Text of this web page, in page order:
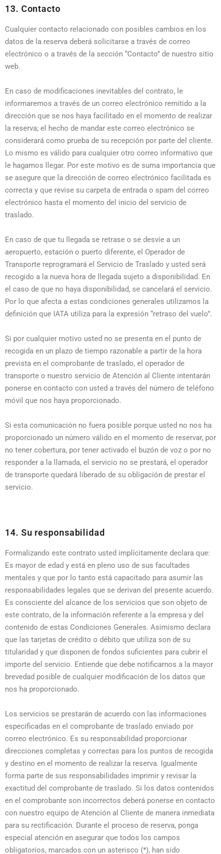
13. Contacto
Cualquier contacto relacionado con posibles cambios en los
datos de la reserva deberá solicitarse a través de correo
electrónico o a través de la sección “Contacto” de nuestro sitio
web.
En caso de modificaciones inevitables del contrato, le
informaremos a través de un correo electrónico remitido a la
dirección que se nos haya facilitado en el momento de realizar
la reserva; el hecho de mandar este correo electrónico se
considerará como prueba de su recepción por parte del cliente.
Lo mismo es válido para cualquier otro correo informativo que
le hagamos llegar. Por este motivo es de suma importancia que
se asegure que la dirección de correo electrónico facilitada es
correcta y que revise su carpeta de entrada o spam del correo
electrónico hasta el momento del inicio del servicio de
traslado.
En caso de que tu llegada se retrase o se desvíe a un
aeropuerto, estación o puerto diferente, el Operador de
Transporte reprogramará el Servicio de Traslado y usted será
recogido a la nueva hora de llegada sujeto a disponibilidad. En
el caso de que no haya disponibilidad, se cancelará el servicio.
Por lo que afecta a estas condiciones generales utilizamos la
definición que IATA utiliza para la expresión “retraso del vuelo”.
Si por cualquier motivo usted no se presenta en el punto de
recogida en un plazo de tiempo razonable a partir de la hora
prevista en el comprobante de traslado, el operador de
transporte o nuestro servicio de Atención al Cliente intentarán
ponerse en contacto con usted a través del número de teléfono
móvil que nos haya proporcionado.
Si esta comunicación no fuera posible porque usted no nos ha
proporcionado un número válido en el momento de reservar, por
no tener cobertura, por tener activado el buzón de voz o por no
responder a la llamada, el servicio no se prestará, el operador
de transporte quedará liberado de su obligación de prestar el
servicio.
14. Su responsabilidad
Formalizando este contrato usted implícitamente declara que:
Es mayor de edad y está en pleno uso de sus facultades
mentales y que por lo tanto está capacitado para asumir las
responsabilidades legales que se derivan del presente acuerdo.
Es consciente del alcance de los servicios que son objeto de
este contrato, de la información referente a la empresa y del
contenido de estas Condiciones Generales. Asimismo declara
que las tarjetas de crédito o débito que utiliza son de su
titularidad y que disponen de fondos suficientes para cubrir el
importe del servicio. Entiende que debe notificarnos a la mayor
brevedad posible de cualquier modificación de los datos que
nos ha proporcionado.
Los servicios se prestarán de acuerdo con las informaciones
especificadas en el comprobante de traslado enviado por
correo electrónico. Es su responsabilidad proporcionar
direcciones completas y correctas para los puntos de recogida
y destino en el momento de realizar la reserva. Igualmente
forma parte de sus responsabilidades imprimir y revisar la
exactitud del comprobante de traslado. Si los datos contenidos
en el comprobante son incorrectos deberá ponerse en contacto
con nuestro equipo de Atención al Cliente de manera inmediata
para su rectificación. Durante el proceso de reserva, ponga
especial atención en asegurar que todos los campos
obligatorios, marcados con un asterisco (*), han sido